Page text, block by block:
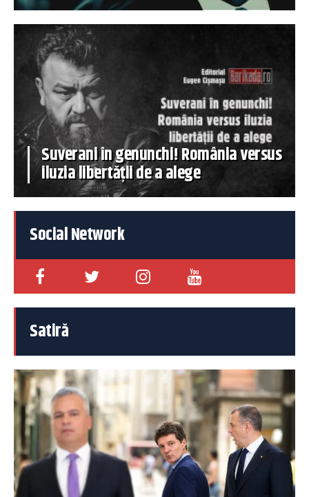
Suverani în genunchi! România versus
iluzia libertății de a alege
Social Network
Satiră